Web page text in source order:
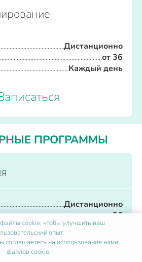
Дистанционно
от 36
Каждый день
ПРОГРАММЫ
Дистанционно
от 36
Каждый день
Записаться
файлы cookie, чтобы улучшить ваш
опыт.
соглашаетесь на использование нами
файлов cookie.